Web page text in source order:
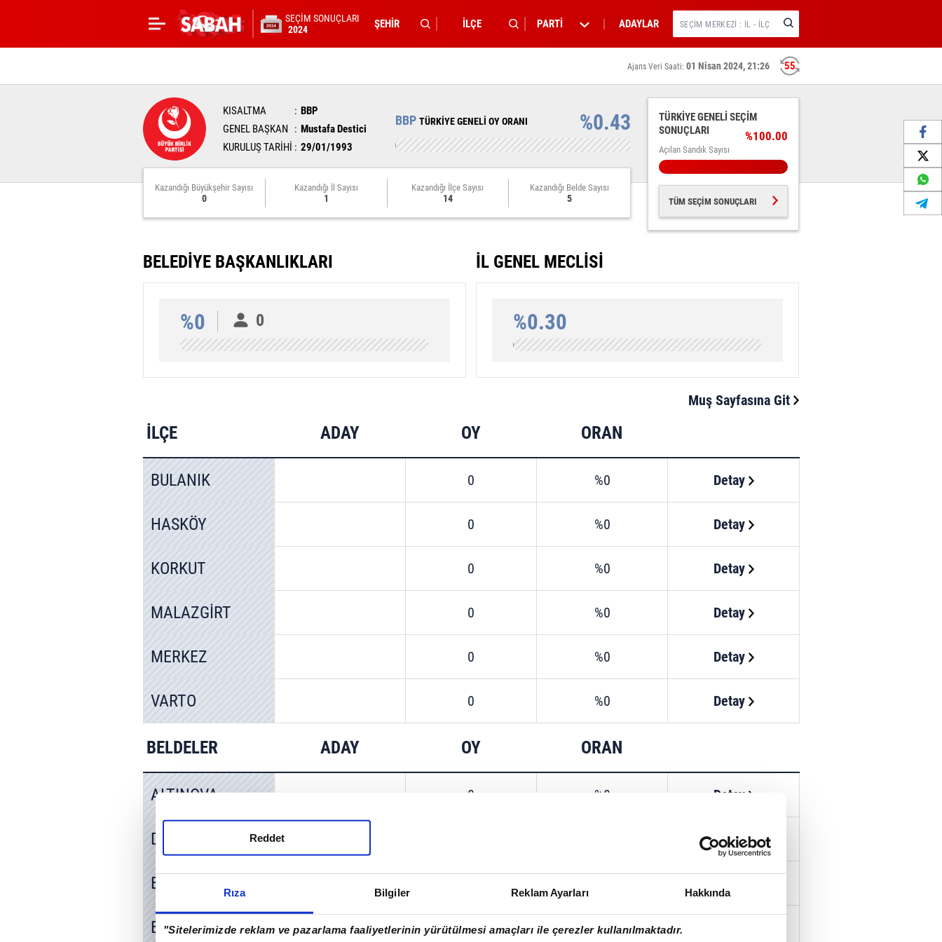
Rıza Bilgiler Reklam Ayarları Hakkında
"Sitelerimizde reklam ve pazarlama faaliyetlerinin yürütülmesi amaçları ile çerezler kullanılmaktadır.
Reddet
SEÇİM SONUÇLARI
2024
PARTİ ADAYLAR
54
Ajans Veri Saati: 01 Nisan 2024, 21:26
KISALTMA
BBP
GENEL BAŞKAN
Mustafa Destici
KURULUŞ TARİHİ
29/01/1993
BBP TÜRKİYE GENELİ OY ORANI %0.43
Kazandığı Büyükşehir Sayısı
0
Kazandığı İl Sayısı
1
Kazandığı İlçe Sayısı
14
Kazandığı Belde Sayısı
5
TÜRKİYE GENELİ SEÇİM
SONUÇLARI
Açılan Sandık Sayısı
%100.00
TÜM SEÇİM SONUÇLARI
BELEDİYE BAŞKANLIKLARI
%0 0
İL GENEL MECLİSİ
%0.30
Muş Sayfasına Git
İLÇE ADAY OY ORAN
BULANIK 0 %0 Detay
HASKÖY 0 %0 Detay
KORKUT 0 %0 Detay
MALAZGİRT 0 %0 Detay
MERKEZ 0 %0 Detay
VARTO 0 %0 Detay
BELDELER ADAY OY ORAN
ALTINOVA 0 %0 Detay
DÜZKIŞLA Detay
ELMAKAYA
ERENTEPE 0 %0